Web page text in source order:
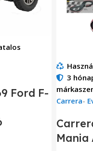
Ford F-
3
Carrera-
Mania